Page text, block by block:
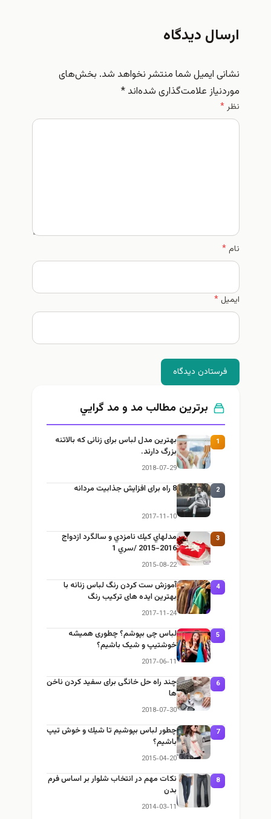
ارسال دیدگاه
نشانی ایمیل شما منتشر نخواهد شد. بخش‌های
موردنیاز علامت‌گذاری شده‌اند*
نظر*
نام*
ایمیل*
فرستادن دیدگاه
برترین مطالب مد و مد گرايي
1
بهترین مدل لباس برای زنانی که بالاتنه
بزرگ دارند.
2018-07-29
2 8 راه برای افزایش جذابیت مردانه
2017-11-10
3
مدلهاي كيك نامزدي و سالگرد ازدواج
2016-2015 /سري 1
2015-08-22
4
آموزش ست كردن رنگ لباس زنانه با
بهترین ایده های ترکیب رنگ
2017-11-24
5
لباس چی بپوشم؟ چطوری همیشه
خوشتیپ و شیک باشیم؟
2017-06-11
6
چند راه حل خانگی برای سفید کردن ناخن
ها
2018-07-30
7
چطور لباس بپوشيم تا شيك و خوش تيپ
باشيم؟
2015-04-20
8
نكات مهم در انتخاب شلوار بر اساس فرم
بدن
2014-03-11